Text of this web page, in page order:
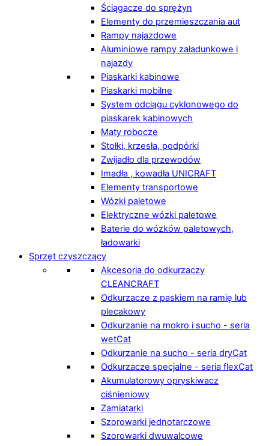
Ściągacze do sprężyn
Elementy do przemieszczania aut
Rampy najazdowe
Aluminiowe rampy załadunkowe i
najazdy
Piaskarki kabinowe
Piaskarki mobilne
System odciągu cyklonowego do
piaskarek kabinowych
Maty robocze
Stołki, krzesła, podpórki
Zwijadło dla przewodów
Imadła , kowadła UNICRAFT
Elementy transportowe
Wózki paletowe
Elektryczne wózki paletowe
Baterie do wózków paletowych,
ładowarki
Sprzęt czyszczący
Akcesoria do odkurzaczy
CLEANCRAFT
Odkurzacze z paskiem na ramię lub
plecakowy
Odkurzanie na mokro i sucho - seria
wetCat
Odkurzanie na sucho - seria dryCat
Odkurzacze specjalne - seria flexCat
Akumulatorowy opryskiwacz
ciśnieniowy
Zamiatarki
Szorowarki jednotarczowe
Szorowarki dwuwalcowe